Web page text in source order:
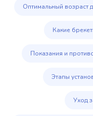
Оптимальный возраст
Какие
Показания и
Этапы
Уход